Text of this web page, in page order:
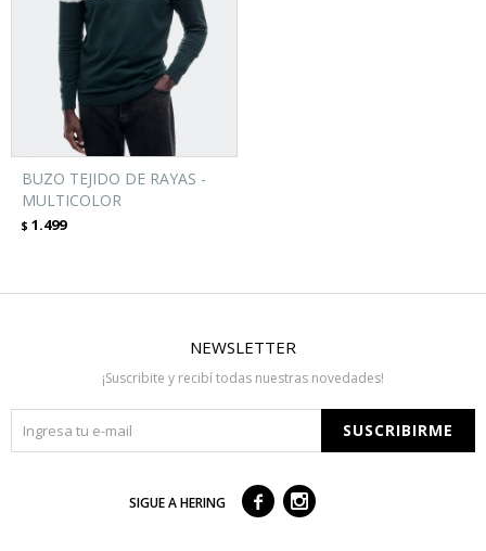
BUZO TEJIDO DE RAYAS -
MULTICOLOR
$ 1.499
NEWSLETTER
¡Suscribite y recibí todas nuestras novedades!
SUSCRIBIRME
SIGUE A HERING  